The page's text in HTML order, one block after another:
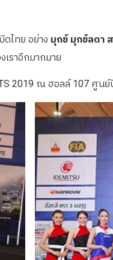
ไทย อย่าง มุกข์ มุกข์ลดา
เราอีกมากมาย
2019 ณ ฮอลล์ 107 ศูน